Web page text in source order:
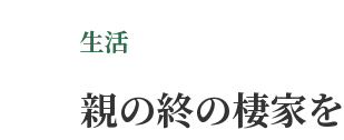
生活
親の終の棲家